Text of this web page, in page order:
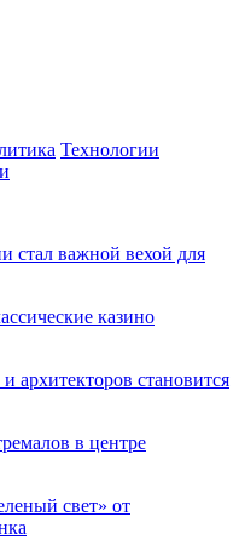
Технологии
стал важной вехой для
казино
архитекторов становится
в центре
свет» от